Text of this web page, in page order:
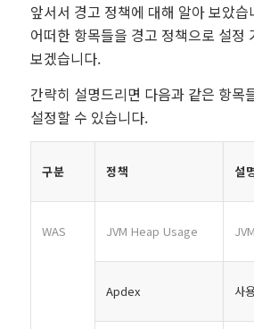
앞서서 경고 정책에 대해 알아 보았
어떠한 항목들을 경고 정책으로 설정
보겠습니다.
간략히 설명드리면 다음과 같은 항목
설정할 수 있습니다.
구분 정책 설
WAS JVM Heap Usage
Apdex 사